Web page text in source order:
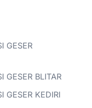
GESER
GESER BLITAR
GESER KEDIRI